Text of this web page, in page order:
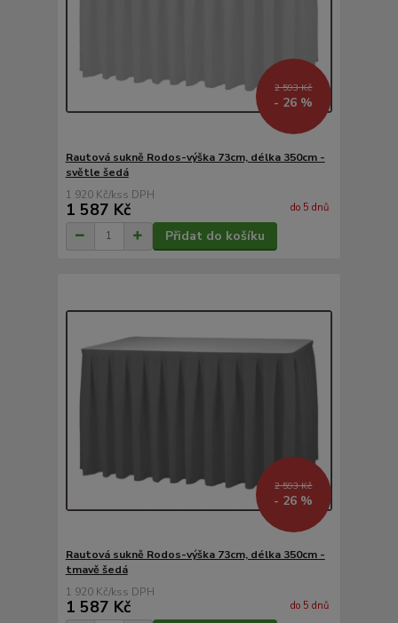
2 593 Kč
- 26 %
Rautová sukně Rodos-výška 73cm, délka 350cm -
světle šedá
1 920 Kč/ks
1 587 Kč do 5 dnů
Přidat do košíku
2 593 Kč
- 26 %
Rautová sukně Rodos-výška 73cm, délka 350cm -
tmavě šedá
1 920 Kč/ks
1 587 Kč do 5 dnů